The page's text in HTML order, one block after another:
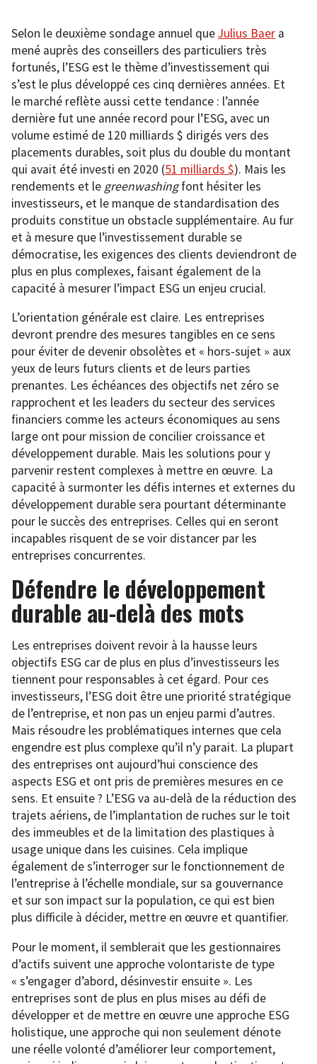
Selon le deuxième sondage annuel queJulius Baer a
mené auprès des conseillers des particuliers très
fortunés, l’ESG est le thème d’investissement qui
s’est le plus développé ces cinq dernières années. Et
le marché reflète aussi cette tendance : l’année
dernière fut une année record pour l’ESG, avec un
volume estimé de 120 milliards $ dirigés vers des
placements durables, soit plus du double du montant
qui avait été investi en 2020 (51 milliards $). Mais les
rendements et le greenwashingfont hésiter les
investisseurs, et le manque de standardisation des
produits constitue un obstacle supplémentaire. Au fur
et à mesure que l’investissement durable se
démocratise, les exigences des clients deviendront de
plus en plus complexes, faisant également de la
capacité à mesurer l’impact ESG un enjeu crucial.
L’orientation générale est claire. Les entreprises
devront prendre des mesures tangibles en ce sens
pour éviter de devenir obsolètes et « hors-sujet » aux
yeux de leurs futurs clients et de leurs parties
prenantes. Les échéances des objectifs net zéro se
rapprochent et les leaders du secteur des services
financiers comme les acteurs économiques au sens
large ont pour mission de concilier croissance et
développement durable. Mais les solutions pour y
parvenir restent complexes à mettre en œuvre. La
capacité à surmonter les défis internes et externes du
développement durable sera pourtant déterminante
pour le succès des entreprises. Celles qui en seront
incapables risquent de se voir distancer par les
entreprises concurrentes.
Défendre le développement
durable au-delà des mots
Les entreprises doivent revoir à la hausse leurs
objectifs ESG car de plus en plus d’investisseurs les
tiennent pour responsables à cet égard. Pour ces
investisseurs, l’ESG doit être une priorité stratégique
de l’entreprise, et non pas un enjeu parmi d’autres.
Mais résoudre les problématiques internes que cela
engendre est plus complexe qu’il n’y parait. La plupart
des entreprises ont aujourd’hui conscience des
aspects ESG et ont pris de premières mesures en ce
sens. Et ensuite ? L’ESG va au-delà de la réduction des
trajets aériens, de l’implantation de ruches sur le toit
des immeubles et de la limitation des plastiques à
usage unique dans les cuisines. Cela implique
également de s’interroger sur le fonctionnement de
l’entreprise à l’échelle mondiale, sur sa gouvernance
et sur son impact sur la population, ce qui est bien
plus difficile à décider, mettre en œuvre et quantifier.
Pour le moment, il semblerait que les gestionnaires
d’actifs suivent une approche volontariste de type
« s’engager d’abord, désinvestir ensuite ». Les
entreprises sont de plus en plus mises au défi de
développer et de mettre en œuvre une approche ESG
holistique, une approche qui non seulement dénote
une réelle volonté d’améliorer leur comportement,